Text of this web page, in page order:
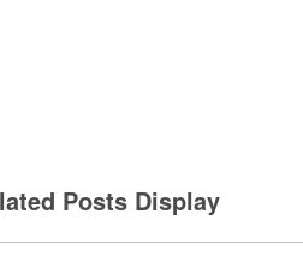
Posts Display